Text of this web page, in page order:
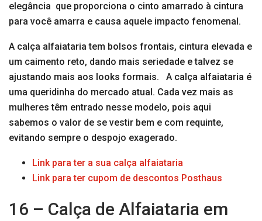
elegância que proporciona o cinto amarrado à cintura
para você amarra e causa aquele impacto fenomenal.
A calça alfaiataria tem bolsos frontais, cintura elevada e
um caimento reto, dando mais seriedade e talvez se
ajustando mais aos looks formais. A calça alfaiataria é
uma queridinha do mercado atual. Cada vez mais as
mulheres têm entrado nesse modelo, pois aqui
sabemos o valor de se vestir bem e com requinte,
evitando sempre o despojo exagerado.
Link para ter a sua calça alfaiataria
Link para ter cupom de descontos Posthaus
16 – Calça de Alfaiataria em